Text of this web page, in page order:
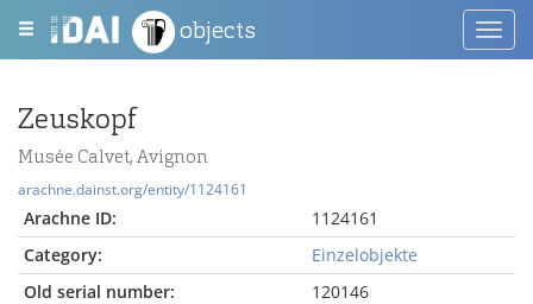
objects
Zeuskopf
Musée Calvet, Avignon
arachne.dainst.org/entity/1124161
Arachne ID:
1124161
Category:
Einzelobjekte
Old serial number:
120146